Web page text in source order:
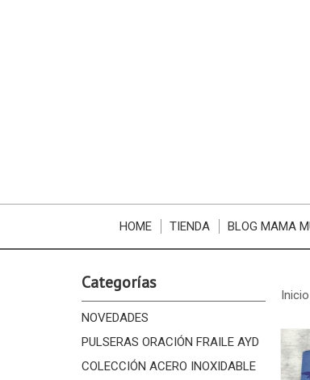
HOME TIENDA BLOG MAMA
Categorías
NOVEDADES
PULSERAS ORACIÓN FRAILE AYD
COLECCIÓN ACERO INOXIDABLE
Inicio